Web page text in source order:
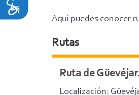
Aquí puedes conocer
Rutas
Ruta de
Localización: